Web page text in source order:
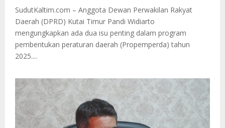
SudutKaltim.com – Anggota Dewan Perwakilan Rakyat
Daerah (DPRD) Kutai Timur Pandi Widiarto
mengungkapkan ada dua isu penting dalam program
pembentukan peraturan daerah (Propemperda) tahun
2025....